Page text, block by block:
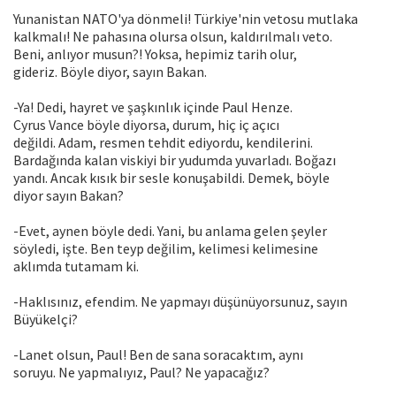
Yunanistan NATO'ya dönmeli! Türkiye'nin vetosu mutlaka
kalkmalı! Ne pahasına olursa olsun, kaldırılmalı veto.
Beni, anlıyor musun?! Yoksa, hepimiz tarih olur,
gideriz. Böyle diyor, sayın Bakan.
-Ya! Dedi, hayret ve şaşkınlık içinde Paul Henze.
Cyrus Vance böyle diyorsa, durum, hiç iç açıcı
değildi. Adam, resmen tehdit ediyordu, kendilerini.
Bardağında kalan viskiyi bir yudumda yuvarladı. Boğazı
yandı. Ancak kısık bir sesle konuşabildi. Demek, böyle
diyor sayın Bakan?
-Evet, aynen böyle dedi. Yani, bu anlama gelen şeyler
söyledi, işte. Ben teyp değilim, kelimesi kelimesine
aklımda tutamam ki.
-Haklısınız, efendim. Ne yapmayı düşünüyorsunuz, sayın
Büyükelçi?
-Lanet olsun, Paul! Ben de sana soracaktım, aynı
soruyu. Ne yapmalıyız, Paul? Ne yapacağız?